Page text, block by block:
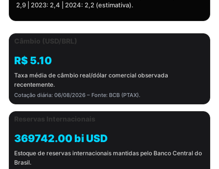
2,9 | 2023: 2,4 | 2024: 2,2 (estimativa).
Câmbio (USD/BRL)
R$ 5.10
Taxa média de câmbio real/dólar comercial observada
recentemente.
Cotação diária: 06/08/2026 – Fonte: BCB (PTAX).
Reservas Internacionais
369742.00 bi USD
Estoque de reservas internacionais mantidas pelo Banco Central do
Brasil.